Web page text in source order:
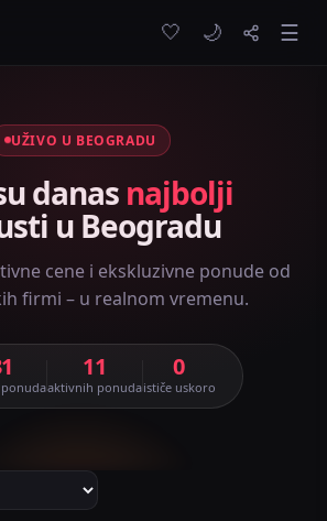
🤍 🌙 ☰
UŽIVO U BEOGRADU
danas najbolji
u Beogradu
cene i ekskluzivne ponude od
firmi – u realnom vremenu.
11
aktivnih ponuda
0
ističe uskoro